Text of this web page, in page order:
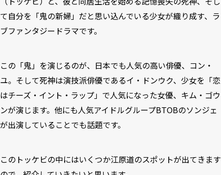
て自分を「鬼の新婦」だと思い込んでいる少女が織り成す、ラ
ブファンタジードラマです。
この「鬼」を演じるのが、日本でも人気の高い俳優、コン・
ユ。そして死神は演技派俳優であるイ・ドンウク、少女を「恋
はチーズ・イント・ラップ」で人気になった女優、キム・ゴウ
ンが演じます。他にも人気アイドルグループBTOBのソンジェ
が出演していることでも話題です。
このトッケビの中にはいくつか江原道のスポットが出てきます